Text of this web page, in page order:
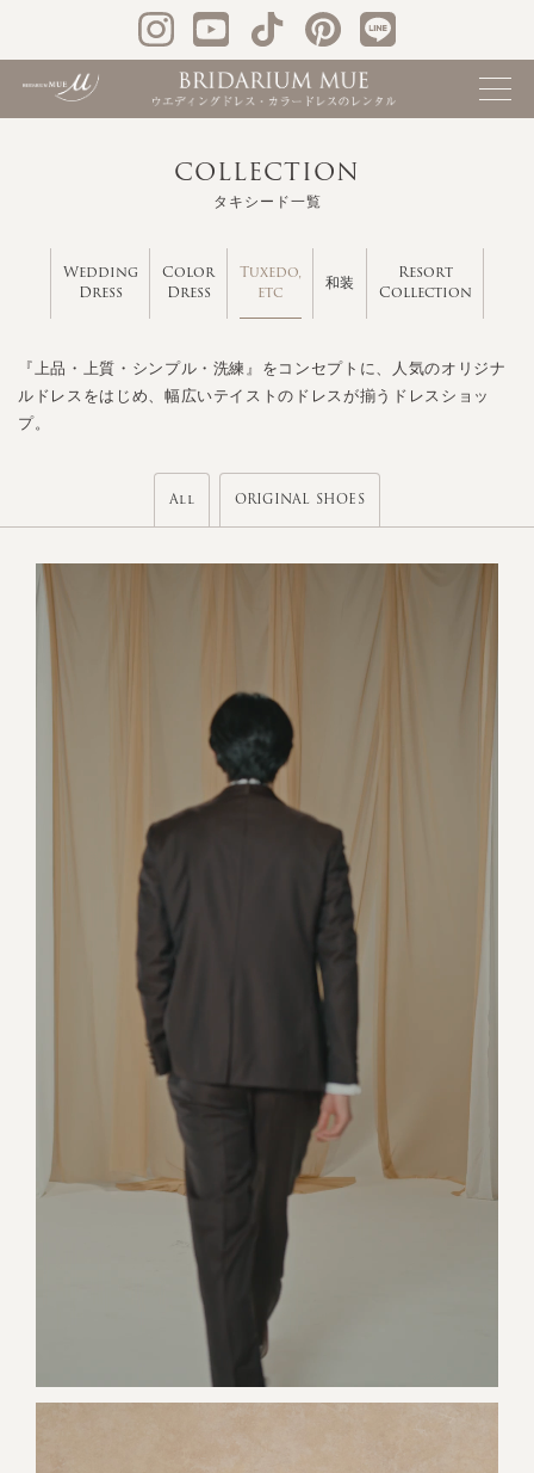
COLLECTION
タキシード一覧
Wedding
Dress
Color
Dress
Tuxedo,
etc
和装
Resort
Collection
『上品・上質・シンプル・洗練』をコンセプトに、人気のオリジナ
ルドレスをはじめ、幅広いテイストのドレスが揃うドレスショッ
プ。
All ORIGINAL SHOES